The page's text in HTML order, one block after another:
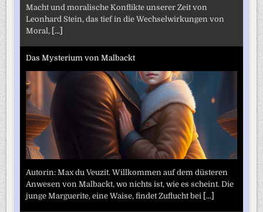
Macht und moralische Konflikte unserer Zeit von
Leonhard Stein, das tief in die Wechselwirkungen von
Moral,
[...]
Das Mysterium von Malbackt
Autorin: Max du Veuzit. Willkommen auf dem düsteren
Anwesen von Malbackt, wo nichts ist, wie es scheint. Die
junge Marguerite, eine Waise, findet Zuflucht bei
[...]